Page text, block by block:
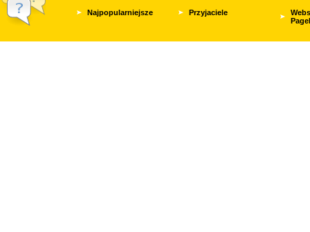
Najpopularniejsze Przyjaciele